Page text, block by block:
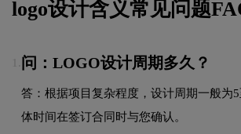
logo设计含义常见问题
问：LOGO设计周期多久？
答：根据项目复杂程度，设计周期一般为
体时间在签订合同时与您确认。